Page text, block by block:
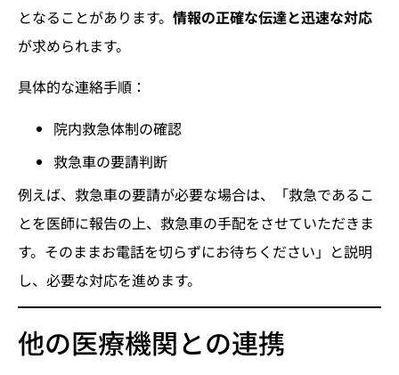
となることがあります。 情報の正確な伝達と迅速な対応
が求められます。
具体的な連絡手順：
院内救急体制の確認
救急車の要請判断
例えば、救急車の要請が必要な場合は、「救急であるこ
とを医師に報告の上、救急車の手配をさせていただきま
す。そのままお電話を切らずにお待ちください」と説明
し、必要な対応を進めます。
他の医療機関との連携